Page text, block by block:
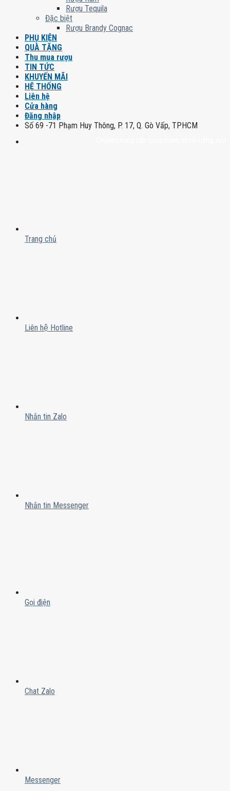
Rượu Tequila
Đặc biệt
Rượu Brandy Cognac
PHỤ KIỆN
QUÀ TẶNG
Thu mua rượu
TIN TỨC
KHUYẾN MÃI
HỆ THỐNG
Liên hệ
Cửa hàng
Đăng nhập
Số 69 -71 Phạm Huy Thông, P. 17, Q. Gò Vấp, TPHCM
Trang chủ
Liên hệ Hotline
Nhắn tin Zalo
Nhắn tin Messenger
Gọi điện
Chat Zalo
Messenger